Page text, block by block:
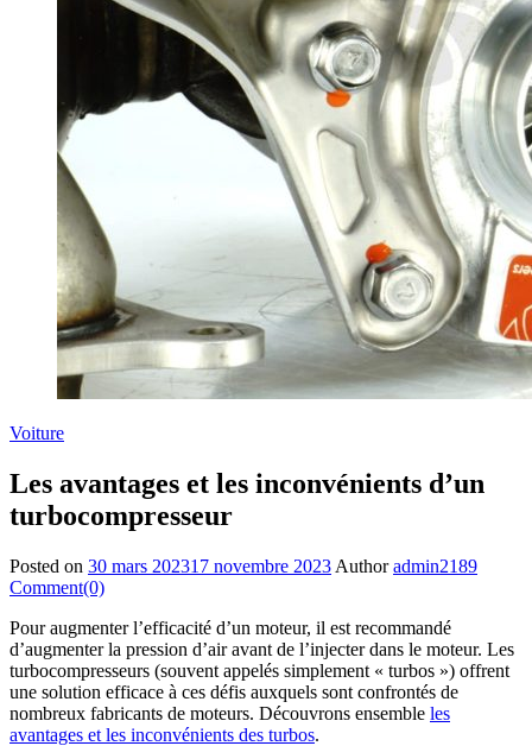
Voiture
Les avantages et les inconvénients d’un
turbocompresseur
Posted on 30 mars 202317 novembre 2023 Author admin2189
Comment(0)
Pour augmenter l’efficacité d’un moteur, il est recommandé
d’augmenter la pression d’air avant de l’injecter dans le moteur. Les
turbocompresseurs (souvent appelés simplement « turbos ») offrent
une solution efficace à ces défis auxquels sont confrontés de
nombreux fabricants de moteurs. Découvrons ensemble les
avantages et les inconvénients des turbos.